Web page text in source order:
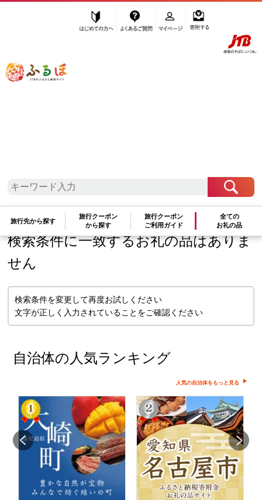
ふるぽ JTBのふるさと納税サイト
旅行先から探す
旅行クーポン
から探す
旅行クーポン
ご利用ガイド
全ての
お礼の品
検索条件に一致するお礼の品はありま
せん
検索条件を変更して再度お試しください
文字が正しく入力されていることをご確認ください
自治体の人気ランキング
人気の自治体をもっと見る